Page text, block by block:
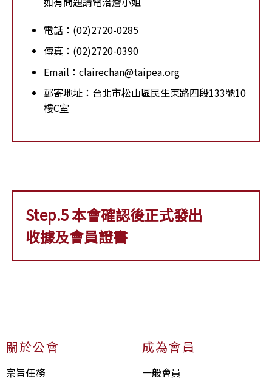
電話：(02)2720-0285
傳真：(02)2720-0390
Email：clairechan@taipea.org
郵寄地址：台北市松山區民生東路四段133號10
樓C室
Step.5 本會確認後正式發出
收據及會員證書
關於公會
宗旨任務
成為會員
一般會員